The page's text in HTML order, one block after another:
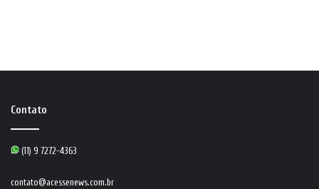
Contato
(11) 9 7272-4363
contato@acessenews.com.br